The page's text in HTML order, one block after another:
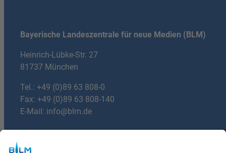
Bayerische Landeszentrale für neue Medien (BLM)
Heinrich-Lübke-Str. 27
81737 München
Tel.: +49 (0)89 63 808-0
Fax: +49 (0)89 63 808-140
E-Mail: info@blm.de